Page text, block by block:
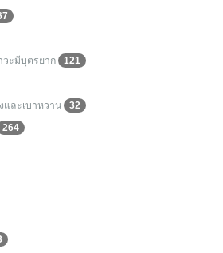
วะมีบุตรยาก
121
และเบาหวาน
32
264